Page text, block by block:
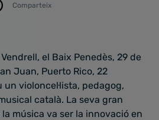
Comparteix
el Baix Penedès, 29 de
Juan, Puerto Rico, 22
violoncel·lista, pedagog,
català. La seva gran
música va ser la innovació en